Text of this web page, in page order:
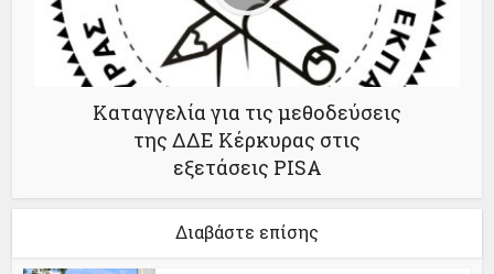
Καταγγελία για τις μεθοδεύσεις
της ΔΔΕ Κέρκυρας στις
εξετάσεις PISA
Διαβάστε επίσης